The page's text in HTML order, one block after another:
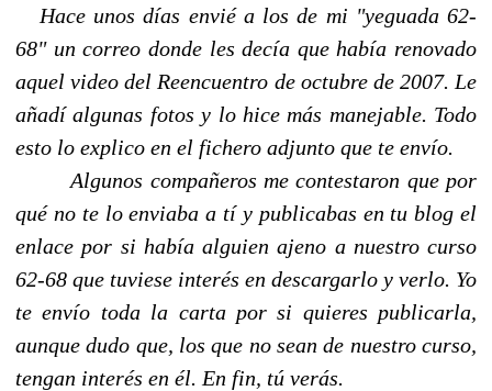
Hace unos días envié a los de mi "yeguada 62-
68" un correo donde les decía que había renovado
aquel video del Reencuentro de octubre de 2007. Le
añadí algunas fotos y lo hice más manejable. Todo
esto lo explico en el fichero adjunto que te envío.
Algunos compañeros me contestaron que por
qué no te lo enviaba a tí y publicabas en tu blog el
enlace por si había alguien ajeno a nuestro curso
62-68 que tuviese interés en descargarlo y verlo. Yo
te envío toda la carta por si quieres publicarla,
aunque dudo que, los que no sean de nuestro curso,
tengan interés en él. En fin, tú verás.